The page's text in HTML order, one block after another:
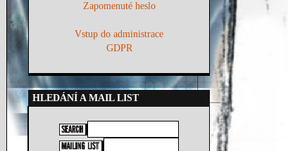
Zapomenuté heslo
Vstup do administrace
GDPR
HLEDÁNÍ A MAIL LIST